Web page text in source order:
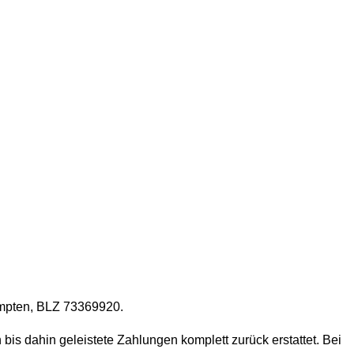
BLZ 73369920.
dahin geleistete Zahlungen komplett zurück erstattet. Bei